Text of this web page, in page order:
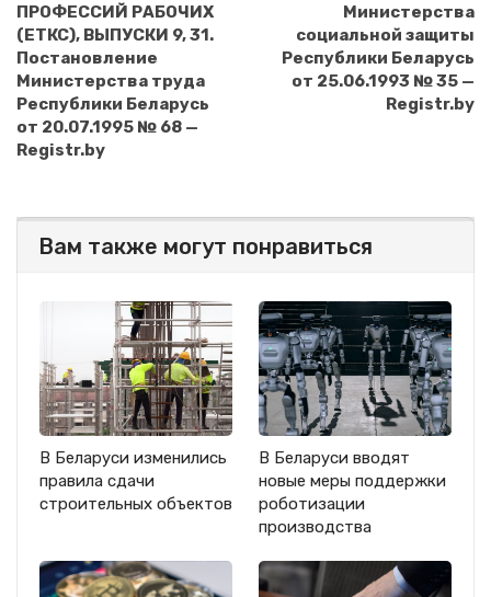
ПРОФЕССИЙ РАБОЧИХ
(ЕТКС), ВЫПУСКИ 9, 31.
Постановление
Министерства труда
Республики Беларусь
от 20.07.1995 № 68 —
Registr.by
Министерства
социальной защиты
Республики Беларусь
от 25.06.1993 № 35 —
Registr.by
Вам также могут понравиться
В Беларуси изменились
правила сдачи
строительных объектов
В Беларуси вводят
новые меры поддержки
роботизации
производства